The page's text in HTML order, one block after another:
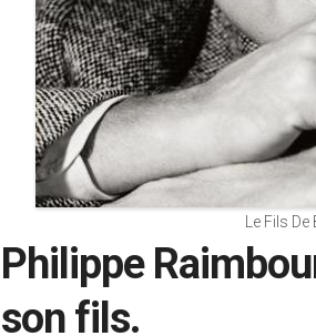
Le Fils
Philippe
son fils.